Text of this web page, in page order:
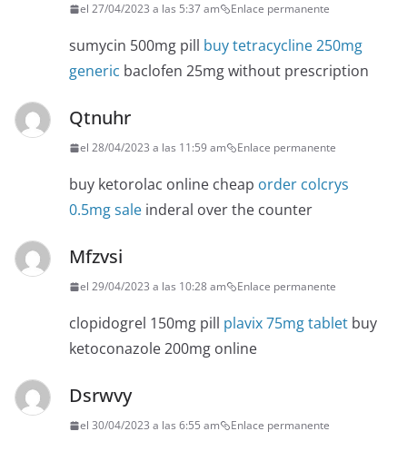
el 27/04/2023 a las 5:37 am Enlace permanente
sumycin 500mg pill buy tetracycline 250mg
generic baclofen 25mg without prescription
Qtnuhr
el 28/04/2023 a las 11:59 am Enlace permanente
buy ketorolac online cheap order colcrys
0.5mg sale inderal over the counter
Mfzvsi
el 29/04/2023 a las 10:28 am Enlace permanente
clopidogrel 150mg pill plavix 75mg tablet buy
ketoconazole 200mg online
Dsrwvy
el 30/04/2023 a las 6:55 am Enlace permanente